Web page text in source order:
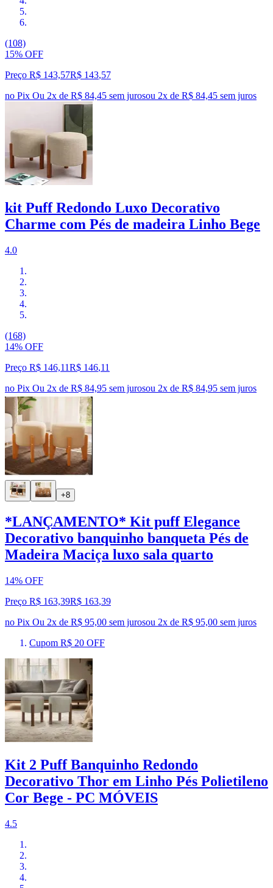
(108)
15% OFF
Preço R$ 143,57R$ 143,57
no Pix Ou 2x de R$ 84,45 sem jurosou 2x de R$ 84,45 sem juros
kit Puff Redondo Luxo Decorativo
Charme com Pés de madeira Linho Bege
4.0
(168)
14% OFF
Preço R$ 146,11R$ 146,11
no Pix Ou 2x de R$ 84,95 sem jurosou 2x de R$ 84,95 sem juros
+8
*LANÇAMENTO* Kit puff Elegance
Decorativo banquinho banqueta Pés de
Madeira Maciça luxo sala quarto
14% OFF
Preço R$ 163,39R$ 163,39
no Pix Ou 2x de R$ 95,00 sem jurosou 2x de R$ 95,00 sem juros
Cupom R$ 20 OFF
Kit 2 Puff Banquinho Redondo
Decorativo Thor em Linho Pés Polietileno
Cor Bege - PC MÓVEIS
4.5